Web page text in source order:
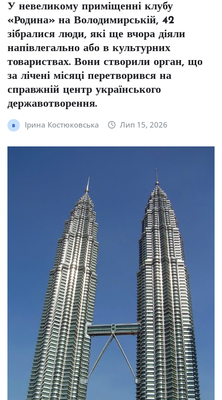
У невеликому приміщенні клубу
«Родина» на Володимирській, 42
зібралися люди, які ще вчора діяли
напівлегально або в культурних
товариствах. Вони створили орган, що
за лічені місяці перетворився на
справжній центр українського
державотворення.
Ірина Костюковська Лип 15, 2026